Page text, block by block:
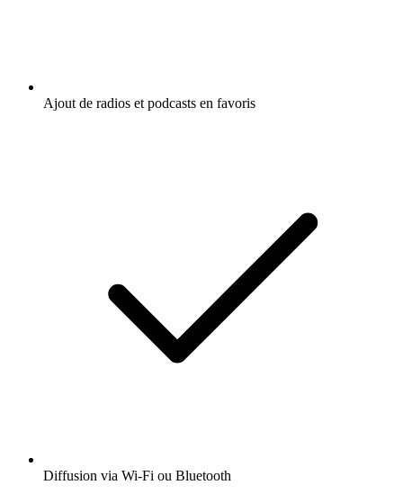
Ajout de radios et podcasts en favoris
Diffusion via Wi-Fi ou Bluetooth